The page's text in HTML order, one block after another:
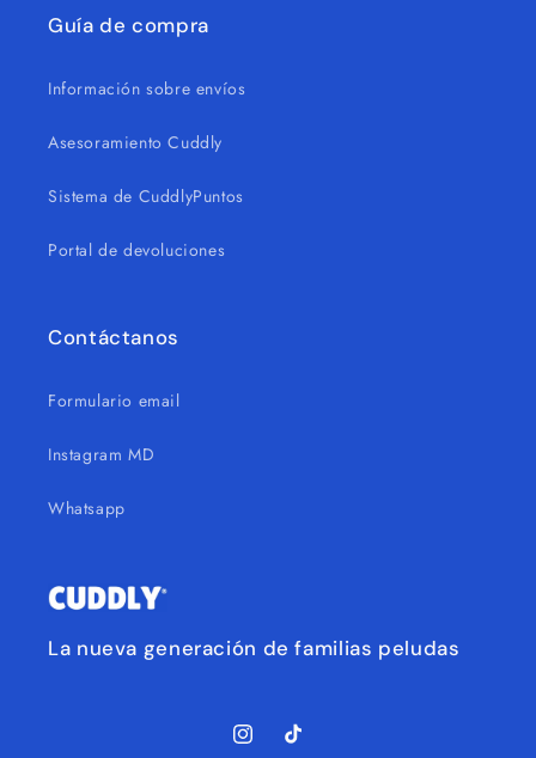
Guía de compra
Información sobre envíos
Asesoramiento Cuddly
Sistema de CuddlyPuntos
Portal de devoluciones
Contáctanos
Formulario email
Instagram MD
Whatsapp
La nueva generación de familias peludas
InstagramTikTok